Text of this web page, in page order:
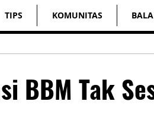
TIPS KOMUNITAS
BBM Tak